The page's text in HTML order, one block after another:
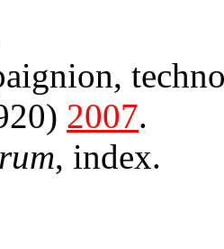
2007.
, index.